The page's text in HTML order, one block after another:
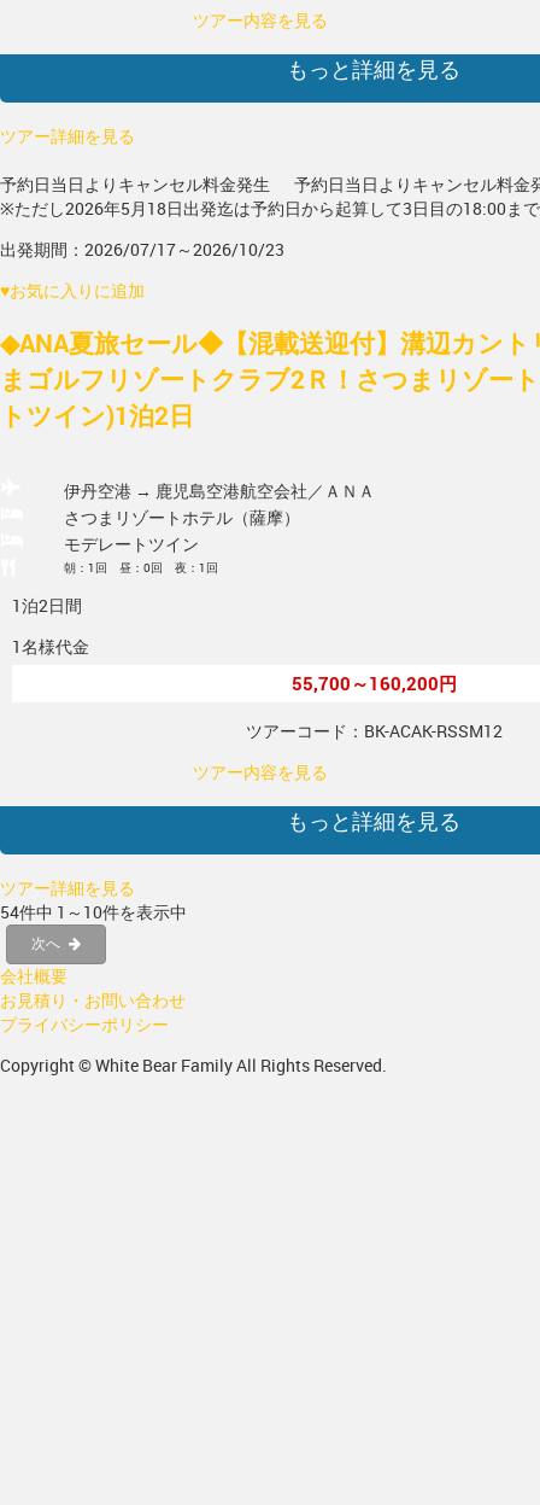
ツアー内容を見る
もっと詳細を見る
ツアー詳細を見る
予約日当日よりキャンセル料金発生
予約日当日よりキャンセル料金
※ただし2026年5月18日出発迄は予約日から起算して3日目の18:00ま
出発期間：2026/07/17～2026/10/23
♥お気に入りに追加
◆ANA夏旅セール◆【混載送迎付】溝辺カン
まゴルフリゾートクラブ2Ｒ！さつまリゾー
トツイン)1泊2日
伊丹空港 → 鹿児島空港航空会社／ＡＮＡ
さつまリゾートホテル（薩摩）
モデレートツイン
朝：1回 昼：0回 夜：1回
1泊2日間
1名様代金
55,700～160,200円
ツアーコード：BK-ACAK-RSSM12
ツアー内容を見る
もっと詳細を見る
ツアー詳細を見る
54件中 1～10件を表示中
次へ
会社概要
お見積り・お問い合わせ
プライバシーポリシー
Copyright © White Bear Family All Rights Reserved.